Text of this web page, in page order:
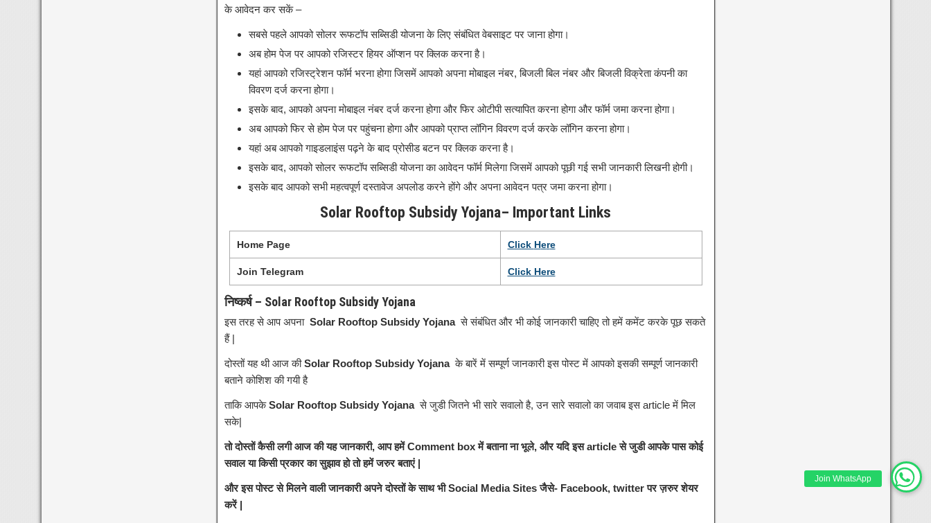
Join WhatsApp
के आवेदन कर सकें –
सबसे पहले आपको सोलर रूफटॉप सब्सिडी योजना के लिए संबंधित वेबसाइट पर जाना होगा।
अब होम पेज पर आपको रजिस्टर हियर ऑप्शन पर क्लिक करना है।
यहां आपको रजिस्ट्रेशन फॉर्म भरना होगा जिसमें आपको अपना मोबाइल नंबर, बिजली बिल नंबर और बिजली विक्रेता कंपनी का
विवरण दर्ज करना होगा।
इसके बाद, आपको अपना मोबाइल नंबर दर्ज करना होगा और फिर ओटीपी सत्यापित करना होगा और फॉर्म जमा करना होगा।
अब आपको फिर से होम पेज पर पहुंचना होगा और आपको प्राप्त लॉगिन विवरण दर्ज करके लॉगिन करना होगा।
यहां अब आपको गाइडलाइंस पढ़ने के बाद प्रोसीड बटन पर क्लिक करना है।
इसके बाद, आपको सोलर रूफटॉप सब्सिडी योजना का आवेदन फॉर्म मिलेगा जिसमें आपको पूछी गई सभी जानकारी लिखनी होगी।
इसके बाद आपको सभी महत्वपूर्ण दस्तावेज अपलोड करने होंगे और अपना आवेदन पत्र जमा करना होगा।
Solar Rooftop Subsidy Yojana– Important Links
Home Page Click Here
Join Telegram Click Here
निष्कर्ष – Solar Rooftop Subsidy Yojana
इस तरह से आप अपना Solar Rooftop Subsidy Yojanaसे संबंधित और भी कोई जानकारी चाहिए तो हमें कमेंट करके पूछ सकते
हैं |
दोस्तों यह थी आज कीSolar Rooftop Subsidy Yojanaके बारें में सम्पूर्ण जानकारी इस पोस्ट में आपको इसकी सम्पूर्ण जानकारी
बताने कोशिश की गयी है
ताकि आपकेSolar Rooftop Subsidy Yojanaसे जुडी जितने भी सारे सवालो है, उन सारे सवालो का जवाब इस article में मिल
सके|
तो दोस्तों कैसी लगी आज की यह जानकारी, आप हमें Comment box में बताना ना भूले, और यदि इस article से जुडी आपके पास कोई
सवाल या किसी प्रकार का सुझाव हो तो हमें जरुर बताएं |
और इस पोस्ट से मिलने वाली जानकारी अपने दोस्तों के साथ भी Social Media Sites जैसे- Facebook, twitter पर ज़रुर शेयर
करें |